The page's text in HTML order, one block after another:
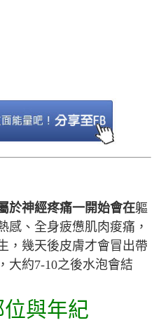
於神經疼痛一開始會在軀
感、全身疲憊肌肉痠痛，
，幾天後皮膚才會冒出帶
大約7-10之後水泡會結
與年紀